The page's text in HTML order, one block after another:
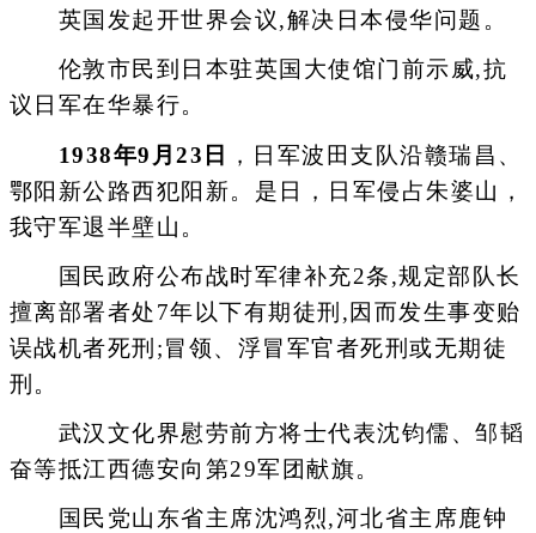
英国发起开世界会议,解决日本侵华问题。
伦敦市民到日本驻英国大使馆门前示威,抗
议日军在华暴行。
1938年9月23日
，日军波田支队沿赣瑞昌、
鄂阳新公路西犯阳新。是日，日军侵占朱婆山，
我守军退半壁山。
国民政府公布战时军律补充2条,规定部队长
擅离部署者处7年以下有期徒刑,因而发生事变贻
误战机者死刑;冒领、浮冒军官者死刑或无期徒
刑。
武汉文化界慰劳前方将士代表沈钧儒、邹韬
奋等抵江西德安向第29军团献旗。
国民党山东省主席沈鸿烈,河北省主席鹿钟